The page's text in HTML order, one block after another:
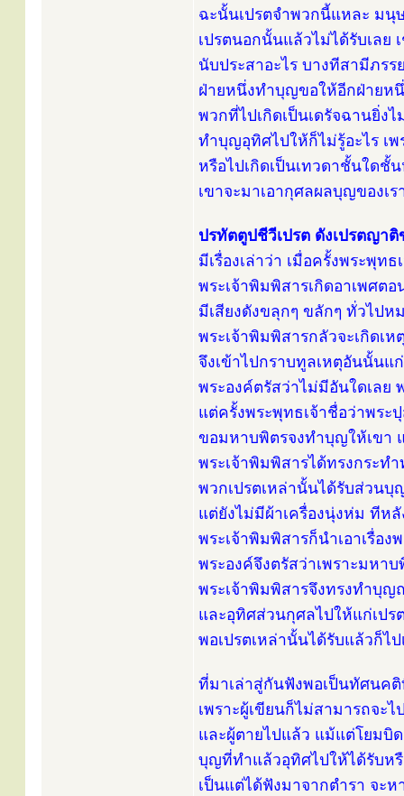
ฉะนั้นเปรตจำพวกนี้แหละ มนุ
เปรตนอกนั้นแล้วไม่ได้รับเลย
นับประสาอะไร บางทีสามีภร
ฝ่ายหนึ่งทำบุญขอให้อีกฝ่ายห
พวกที่ไปเกิดเป็นเดรัจฉานยิ่
ทำบุญอุทิศไปให้ก็ไม่รู้อะไร เ
หรือไปเกิดเป็นเทวดาชั้นใดชั้
เขาจะมาเอากุศลผลบุญของเร
ปรทัตตูปชีวีเปรต ดังเปรตญา
มีเรื่องเล่าว่า เมื่อครั้งพระพุท
พระเจ้าพิมพิสารเกิดอาเพศต
มีเสียงดังขลุกๆ ขลักๆ ทั่วไป
พระเจ้าพิมพิสารกลัวจะเกิดเ
จึงเข้าไปกราบทูลเหตุอันนั้นแ
พระองค์ตรัสว่าไม่มีอันใดเลย
แต่ครั้งพระพุทธเจ้าชื่อว่าพร
ขอมหาบพิตรจงทำบุญให้เขา
พระเจ้าพิมพิสารได้ทรงกระ
พวกเปรตเหล่านั้นได้รับส่วน
แต่ยังไม่มีผ้าเครื่องนุ่งห่ม ทีห
พระเจ้าพิมพิสารก็นำเอาเรื่อ
พระองค์จึงตรัสว่าเพราะมหา
พระเจ้าพิมพิสารจึงทรงทำบุญ
และอุทิศส่วนกุศลไปให้แก่เปร
พอเปรตเหล่านั้นได้รับแล้วก็ไ
ที่มาเล่าสู่กันฟังพอเป็นทัศนค
เพราะผู้เขียนก็ไม่สามารถจะไ
และผู้ตายไปแล้ว แม้แต่โยมบิ
บุญที่ทำแล้วอุทิศไปให้ได้รับห
เป็นแต่ได้ฟังมาจากตำรา จะ